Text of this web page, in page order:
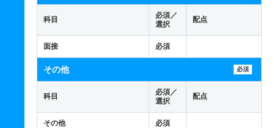
科目
必須／
選択
配点
面接 必須
その他 必須
科目
必須／
選択
配点
その他 必須